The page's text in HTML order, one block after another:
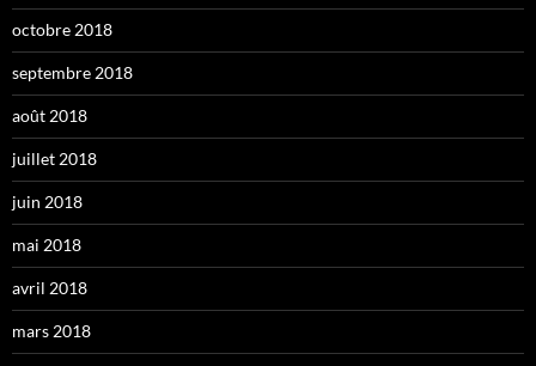
octobre 2018
septembre 2018
août 2018
juillet 2018
juin 2018
mai 2018
avril 2018
mars 2018